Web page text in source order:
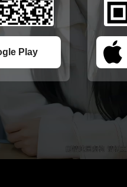
Play